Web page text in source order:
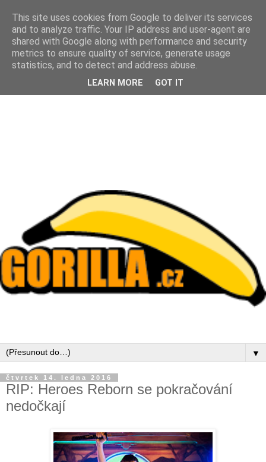
▼
čtvrtek 14. ledna 2016
RIP: Heroes Reborn se pokračování
nedočkají
This site uses cookies from Google to deliver its services
and to analyze traffic. Your IP address and user-agent are
shared with Google along with performance and security
metrics to ensure quality of service, generate usage
statistics, and to detect and address abuse.
LEARN MORE GOT IT